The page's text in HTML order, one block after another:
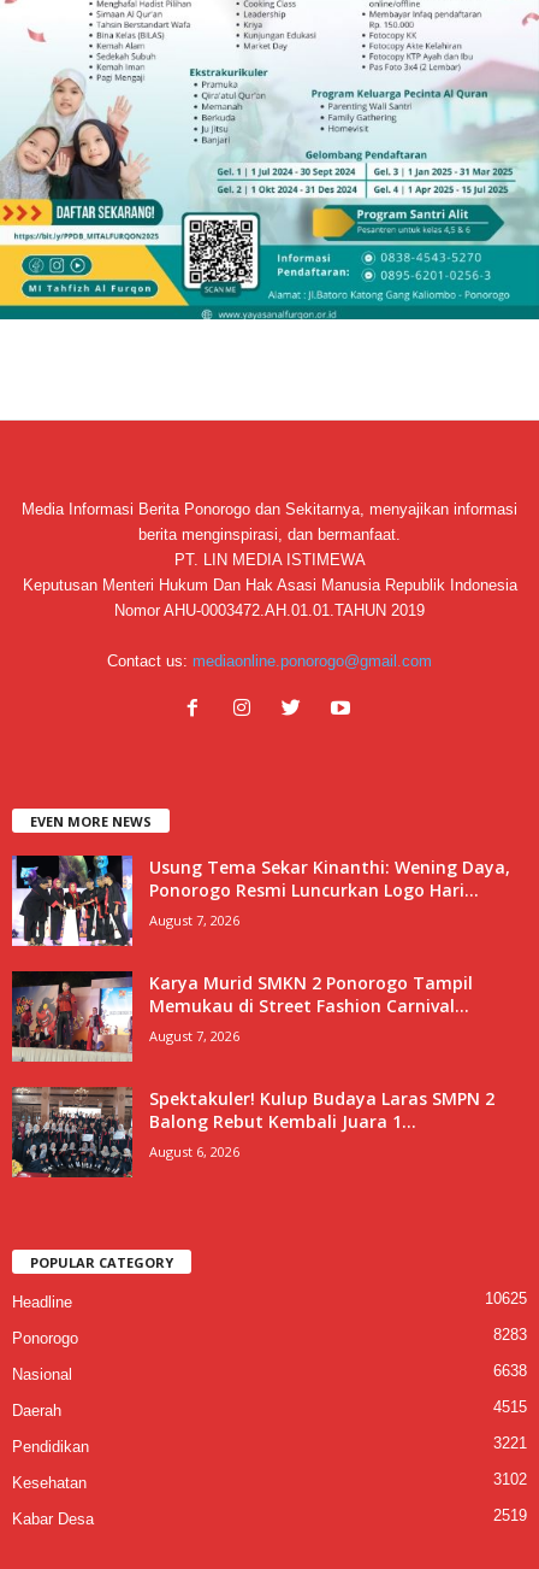
Media Informasi Berita Ponorogo dan Sekitarnya, menyajikan informasi
berita menginspirasi, dan bermanfaat.
PT. LIN MEDIA ISTIMEWA
Keputusan Menteri Hukum Dan Hak Asasi Manusia Republik Indonesia
Nomor AHU-0003472.AH.01.01.TAHUN 2019
Contact us: mediaonline.ponorogo@gmail.com
EVEN MORE NEWS
Usung Tema Sekar Kinanthi: Wening Daya,
Ponorogo Resmi Luncurkan Logo Hari...
August 7, 2026
Karya Murid SMKN 2 Ponorogo Tampil
Memukau di Street Fashion Carnival...
August 7, 2026
Spektakuler! Kulup Budaya Laras SMPN 2
Balong Rebut Kembali Juara 1...
August 6, 2026
POPULAR CATEGORY
Headline 10625
Ponorogo 8283
Nasional 6638
Daerah 4515
Pendidikan 3221
Kesehatan 3102
Kabar Desa 2519